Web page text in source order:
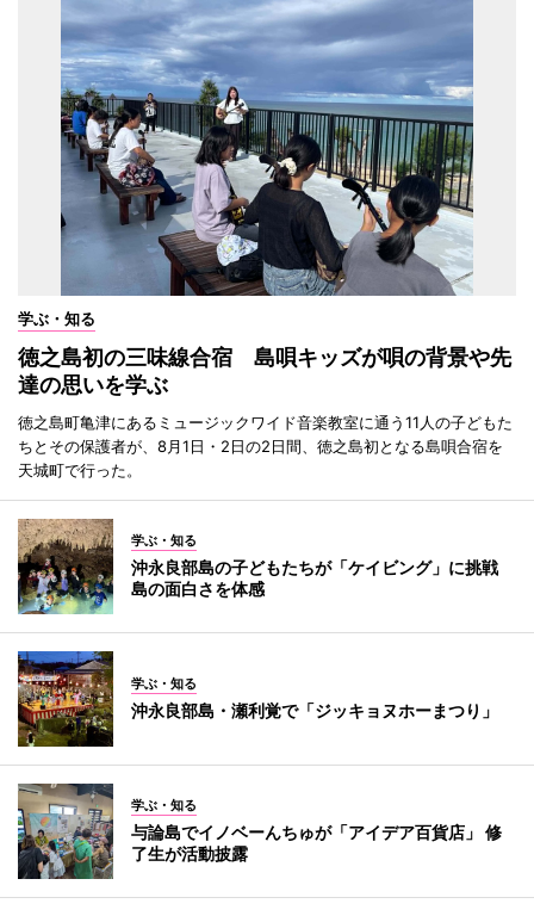
学ぶ・知る
徳之島初の三味線合宿 島唄キッズが唄の背景や先
達の思いを学ぶ
徳之島町亀津にあるミュージックワイド音楽教室に通う11人の子どもた
ちとその保護者が、8月1日・2日の2日間、徳之島初となる島唄合宿を
天城町で行った。
学ぶ・知る
沖永良部島の子どもたちが「ケイビング」に挑戦
島の面白さを体感
学ぶ・知る
沖永良部島・瀬利覚で「ジッキョヌホーまつり」
学ぶ・知る
与論島でイノベーんちゅが「アイデア百貨店」 修
了生が活動披露